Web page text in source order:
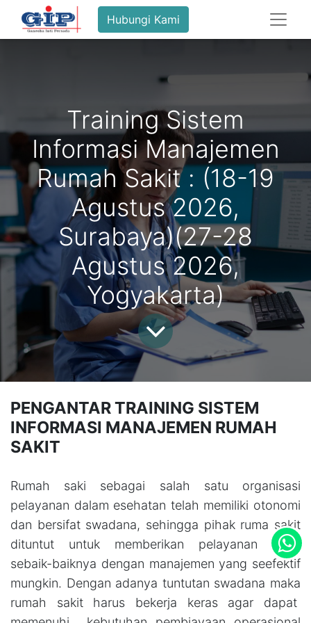
Hubungi Kami
Training Sistem
Informasi Manajemen
Rumah Sakit : (18-19
Agustus 2026,
Surabaya)(27-28
Agustus 2026,
Yogyakarta)
PENGANTAR TRAINING SISTEM
INFORMASI MANAJEMEN RUMAH
SAKIT
Rumah saki sebagai salah satu organisasi
pelayanan dalam esehatan telah memiliki otonomi
dan bersifat swadana, sehingga pihak ruma sakit
dituntut untuk memberikan pelayanan yang
sebaik-baiknya dengan manajemen yang seefektif
mungkin. Dengan adanya tuntutan swadana maka
rumah sakit harus bekerja keras agar dapat